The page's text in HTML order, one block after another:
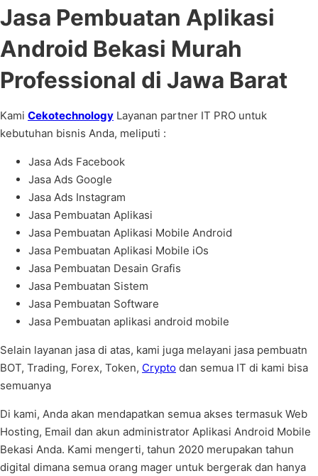
Jasa Pembuatan Aplikasi
Android Bekasi Murah
Professional di Jawa Barat
Kami Cekotechnology Layanan partner IT PRO untuk
kebutuhan bisnis Anda, meliputi :
Jasa Ads Facebook
Jasa Ads Google
Jasa Ads Instagram
Jasa Pembuatan Aplikasi
Jasa Pembuatan Aplikasi Mobile Android
Jasa Pembuatan Aplikasi Mobile iOs
Jasa Pembuatan Desain Grafis
Jasa Pembuatan Sistem
Jasa Pembuatan Software
Jasa Pembuatan aplikasi android mobile
Selain layanan jasa di atas, kami juga melayani jasa pembuatn
BOT, Trading, Forex, Token, Crypto dan semua IT di kami bisa
semuanya
Di kami, Anda akan mendapatkan semua akses termasuk Web
Hosting, Email dan akun administrator Aplikasi Android Mobile
Bekasi Anda. Kami mengerti, tahun 2020 merupakan tahun
digital dimana semua orang mager untuk bergerak dan hanya